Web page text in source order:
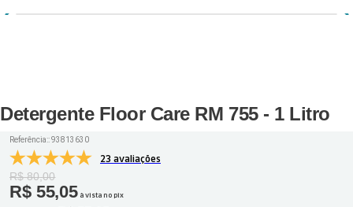
Detergente Floor Care RM 755 - 1 Litro
Referência::93813630
23 avaliações
R$ 80,00
R$ 55,05 à vista no pix